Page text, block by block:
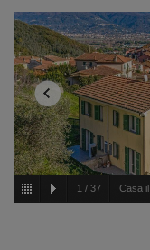
1 / 37 Casa